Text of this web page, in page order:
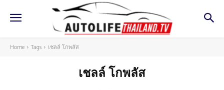
Home Tags เชลล์ โกพลัส
เชลล์ โกพลัส